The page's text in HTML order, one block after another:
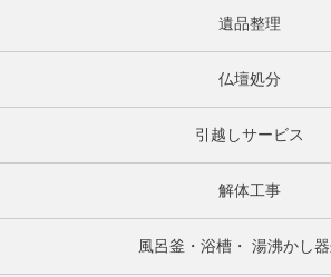
遺品整理
仏壇処分
引越しサービス
解体工事
風呂釜・浴槽・ 湯沸かし